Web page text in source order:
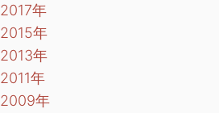
2017年
2015年
2013年
2011年
2009年